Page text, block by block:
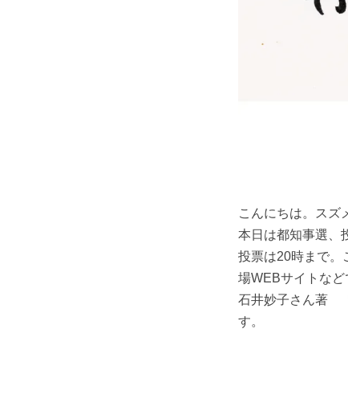
こんにちは。スズ
本日は都知事選、
投票は20時まで。
場WEBサイトなど
石井妙子さん著
す。